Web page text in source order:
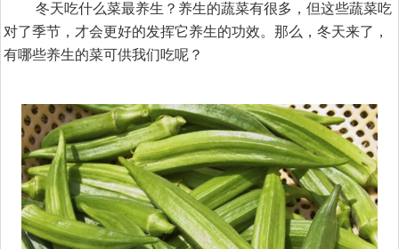
冬天吃什么菜最养生？养生的蔬菜有很多，但这些蔬菜吃
对了季节，才会更好的发挥它养生的功效。那么，冬天来了，
有哪些养生的菜可供我们吃呢？